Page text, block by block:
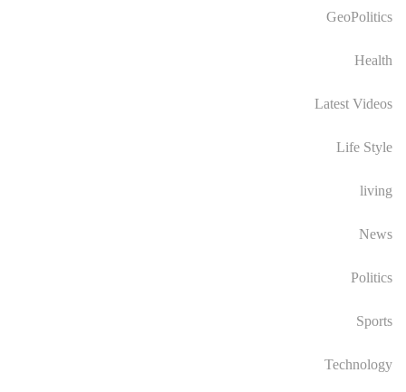
GeoPolitics
Health
Latest Videos
Life Style
living
News
Politics
Sports
Technology